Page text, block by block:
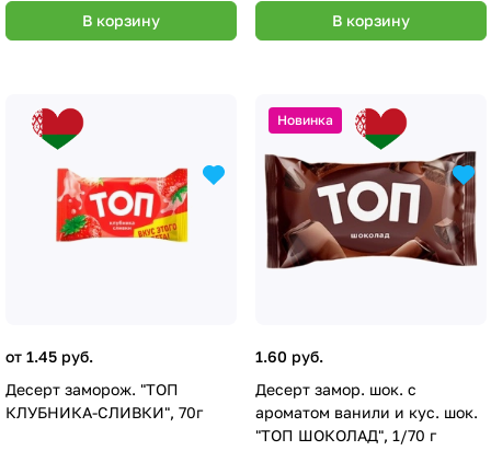
В корзину В корзину
от 1.45 руб.
Десерт заморож. "ТОП
КЛУБНИКА-СЛИВКИ", 70г
Новинка
1.60 руб.
Десерт замор. шок. с
ароматом ванили и кус. шок.
"ТОП ШОКОЛАД", 1/70 г